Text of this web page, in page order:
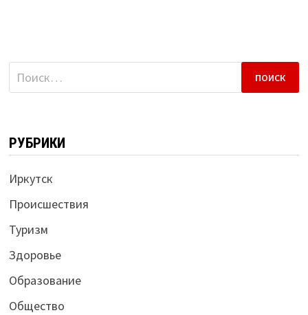
Найти:
РУБРИКИ
Иркутск
Происшествия
Туризм
Здоровье
Образование
Общество